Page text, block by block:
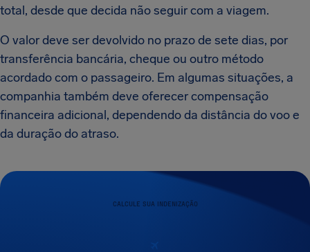
total, desde que decida não seguir com a viagem.
O valor deve ser devolvido no prazo de sete dias, por
transferência bancária, cheque ou outro método
acordado com o passageiro. Em algumas situações, a
companhia também deve oferecer compensação
financeira adicional, dependendo da distância do voo e
da duração do atraso.
CALCULE SUA INDENIZAÇÃO